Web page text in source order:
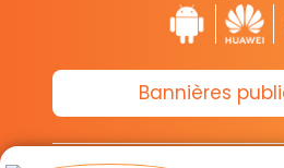
Bannières